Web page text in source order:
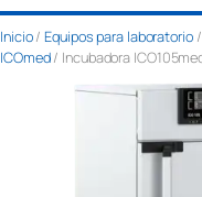
s
c
a
r
Inicio/Equipos para laboratorio/
ICOmed/ Incubadora